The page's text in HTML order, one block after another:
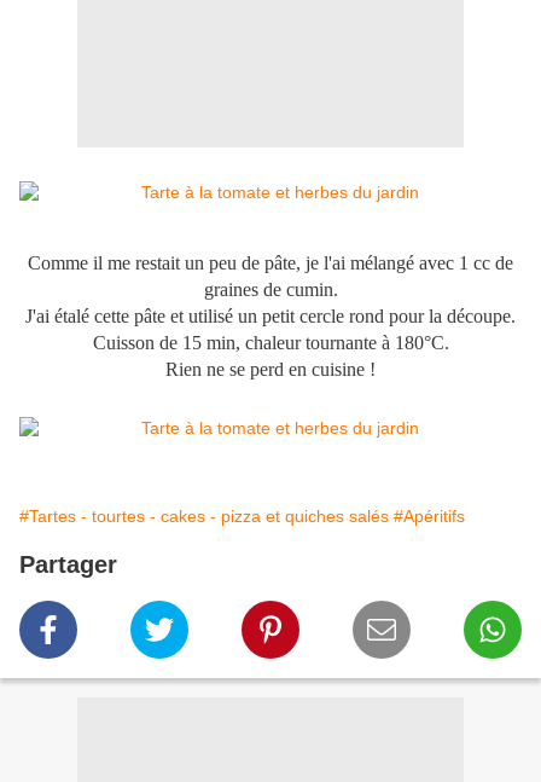
Comme il me restait un peu de pâte, je l'ai mélangé avec 1 cc de
graines de cumin.
J'ai étalé cette pâte et utilisé un petit cercle rond pour la découpe.
Cuisson de 15 min, chaleur tournante à 180°C.
Rien ne se perd en cuisine !
#Tartes - tourtes - cakes - pizza et quiches salés #Apéritifs
Partager